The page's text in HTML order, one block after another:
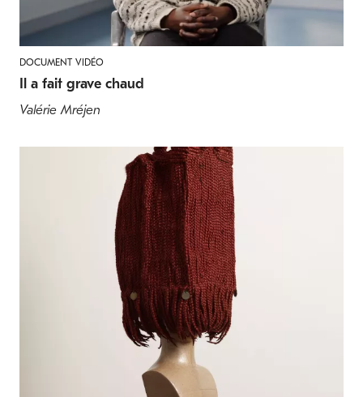
DOCUMENT VIDÉO
Il a fait grave chaud
Valérie Mréjen